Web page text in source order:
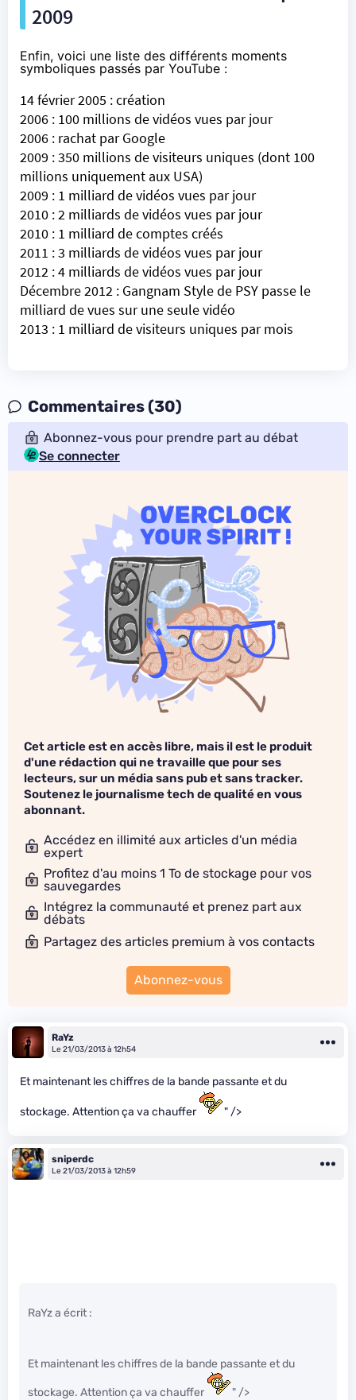
2009
Enfin, voici une liste des différents moments
symboliques passés par YouTube :
14 février 2005 : création
2006 : 100 millions de vidéos vues par jour
2006 : rachat par Google
2009 : 350 millions de visiteurs uniques (dont 100
millions uniquement aux USA)
2009 : 1 milliard de vidéos vues par jour
2010 : 2 milliards de vidéos vues par jour
2010 : 1 milliard de comptes créés
2011 : 3 milliards de vidéos vues par jour
2012 : 4 milliards de vidéos vues par jour
Décembre 2012 : Gangnam Style de PSY passe le
milliard de vues sur une seule vidéo
2013 : 1 milliard de visiteurs uniques par mois
Commentaires (30)
Abonnez-vous pour prendre part au débat
Se connecter
Cet article est en accès libre, mais il est le produit
d'une rédaction qui ne travaille que pour ses
lecteurs, sur un média sans pub et sans tracker.
Soutenez le journalisme tech de qualité en vous
abonnant.
Accédez en illimité aux articles d'un média
expert
Profitez d'au moins 1 To de stockage pour vos
sauvegardes
Intégrez la communauté et prenez part aux
débats
Partagez des articles premium à vos contacts
Abonnez-vous
RaYz
Le 21/03/2013 à 12h54
Et maintenant les chiffres de la bande passante et du
stockage. Attention ça va chauffer " />
sniperdc
Le 21/03/2013 à 12h59
RaYz a écrit :
Et maintenant les chiffres de la bande passante et du
stockage. Attention ça va chauffer " />